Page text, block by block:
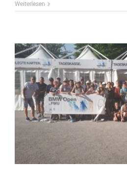
Weiterlesen